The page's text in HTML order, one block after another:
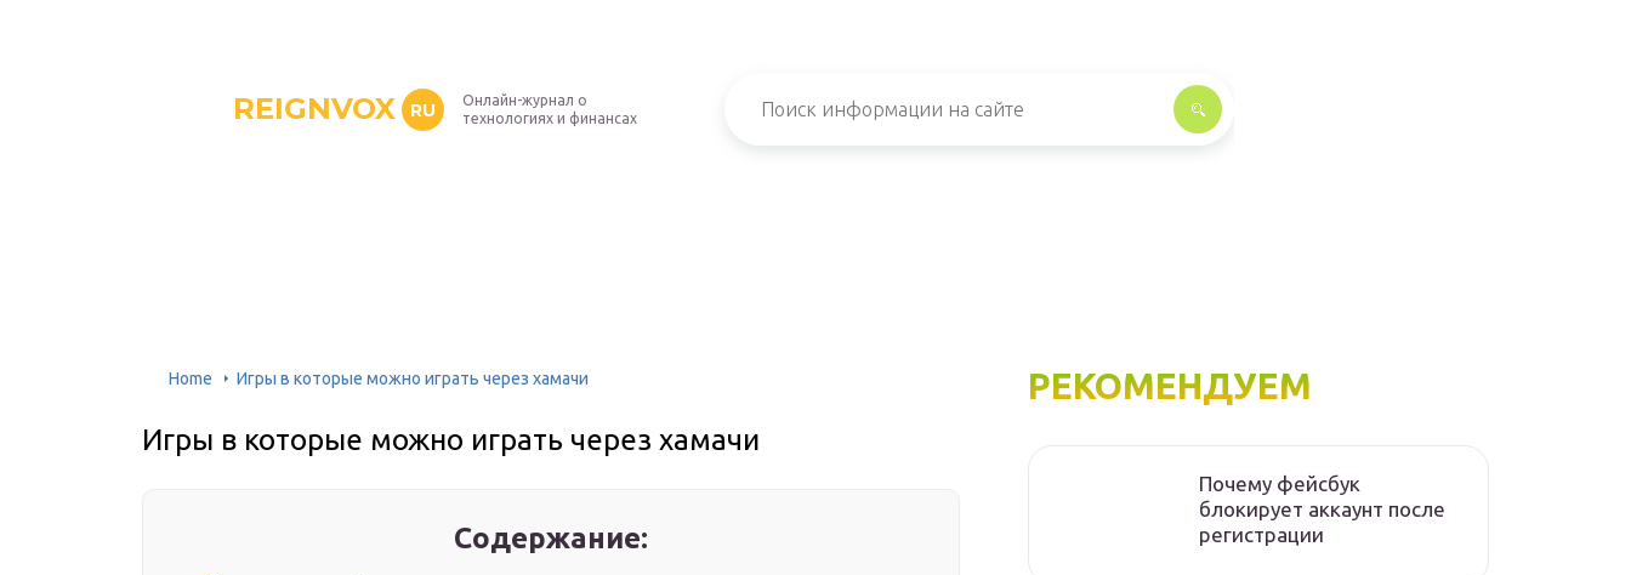
REIGNVOX RU
Онлайн-журнал о
технологиях и финансах
Home Игры в которые можно играть через хамачи
Игры в которые можно играть через хамачи
Содержание:
РЕКОМЕНДУЕМ
Почему фейсбук
блокирует аккаунт после
регистрации